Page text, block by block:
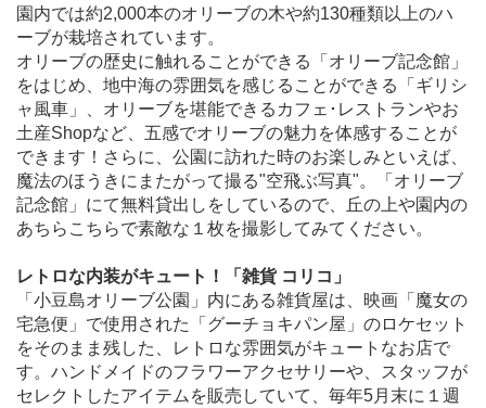
園内では約2,000本のオリーブの木や約130種類以上のハ
ーブが栽培されています。
オリーブの歴史に触れることができる「オリーブ記念館」
をはじめ、地中海の雰囲気を感じることができる「ギリシ
ャ風車」、オリーブを堪能できるカフェ･レストランやお
土産Shopなど、五感でオリーブの魅力を体感することが
できます！さらに、公園に訪れた時のお楽しみといえば、
魔法のほうきにまたがって撮る"空飛ぶ写真"。「オリーブ
記念館」にて無料貸出しをしているので、丘の上や園内の
あちらこちらで素敵な１枚を撮影してみてください。
レトロな内装がキュート！「雑貨 コリコ」
「小豆島オリーブ公園」内にある雑貨屋は、映画「魔女の
宅急便」で使用された「グーチョキパン屋」のロケセット
をそのまま残した、レトロな雰囲気がキュートなお店で
す。ハンドメイドのフラワーアクセサリーや、スタッフが
セレクトしたアイテムを販売していて、毎年5月末に１週